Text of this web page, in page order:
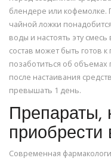
блендере или
чайной ложки
воды и настоять эту
состав может быть готов
позаботиться об объемах
после настаивания
превышать 1 день.
Препараты,
приобрести
Современная